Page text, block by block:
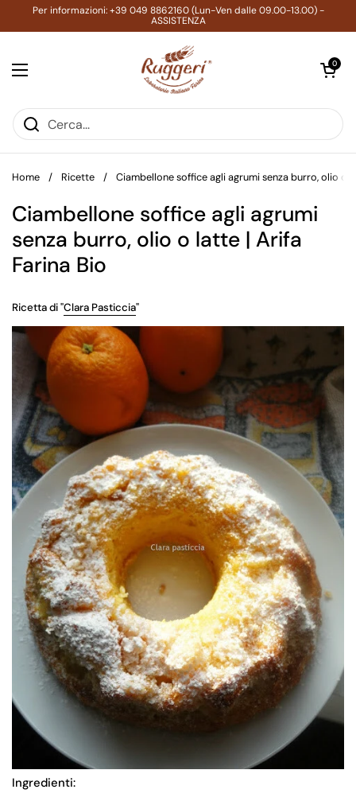
Passa ai contenuti
Per informazioni: +39 049 8862160 (Lun-Ven dalle 09.00-13.00) -
ASSISTENZA
Apri menu
Apri carrello
0
Home / Ricette / Ciambellone soffice agli agrumi senza burro, olio o
Ciambellone soffice agli agrumi
senza burro, olio o latte | Arifa
Farina Bio
Ricetta di "Clara Pasticcia"
Ingredienti: